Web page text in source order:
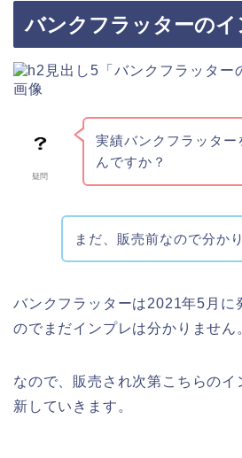
バンクフラッターのイ
疑問
実績バンクフラッター
んですか？
まだ、販売前なので分か
バンクフラッターは2021年5月に
のでまだインプレは分かりません
なので、販売され次第こちらのイ
新していきます。